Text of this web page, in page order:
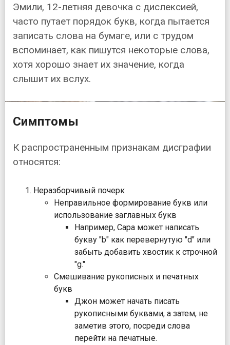
Эмили, 12-летняя девочка с дислексией,
часто путает порядок букв, когда пытается
записать слова на бумаге, или с трудом
вспоминает, как пишутся некоторые слова,
хотя хорошо знает их значение, когда
слышит их вслух.
Симптомы
К распространенным признакам дисграфии
относятся:
Неразборчивый почерк
Неправильное формирование букв или
использование заглавных букв
Например, Сара может написать
букву "b" как перевернутую "d" или
забыть добавить хвостик к строчной
"g."
Смешивание рукописных и печатных
букв
Джон может начать писать
рукописными буквами, а затем, не
заметив этого, посреди слова
перейти на печатные.